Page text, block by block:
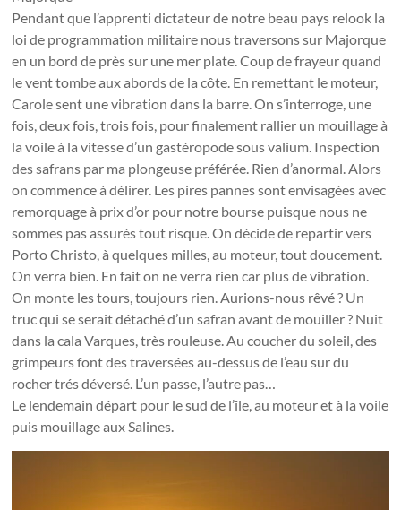
Pendant que l’apprenti dictateur de notre beau pays relook la
loi de programmation militaire nous traversons sur Majorque
en un bord de près sur une mer plate. Coup de frayeur quand
le vent tombe aux abords de la côte. En remettant le moteur,
Carole sent une vibration dans la barre. On s’interroge, une
fois, deux fois, trois fois, pour finalement rallier un mouillage à
la voile à la vitesse d’un gastéropode sous valium. Inspection
des safrans par ma plongeuse préférée. Rien d’anormal. Alors
on commence à délirer. Les pires pannes sont envisagées avec
remorquage à prix d’or pour notre bourse puisque nous ne
sommes pas assurés tout risque. On décide de repartir vers
Porto Christo, à quelques milles, au moteur, tout doucement.
On verra bien. En fait on ne verra rien car plus de vibration.
On monte les tours, toujours rien. Aurions-nous rêvé ? Un
truc qui se serait détaché d’un safran avant de mouiller ? Nuit
dans la cala Varques, très rouleuse. Au coucher du soleil, des
grimpeurs font des traversées au-dessus de l’eau sur du
rocher trés déversé. L’un passe, l’autre pas…
Le lendemain départ pour le sud de l’île, au moteur et à la voile
puis mouillage aux Salines.